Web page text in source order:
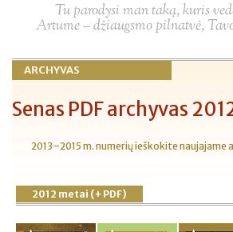
Tu parodysi man taką, kuris
Artume – džiaugsmo pilnatvė,
ARCHYVAS
Senas PDF archyvas
2013–2015 m. numerių ieškokite naujajame
2012 metai (+ PDF)